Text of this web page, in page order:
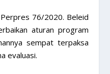
76/2020. Beleid
aturan program
sempat terpaksa
evaluasi.